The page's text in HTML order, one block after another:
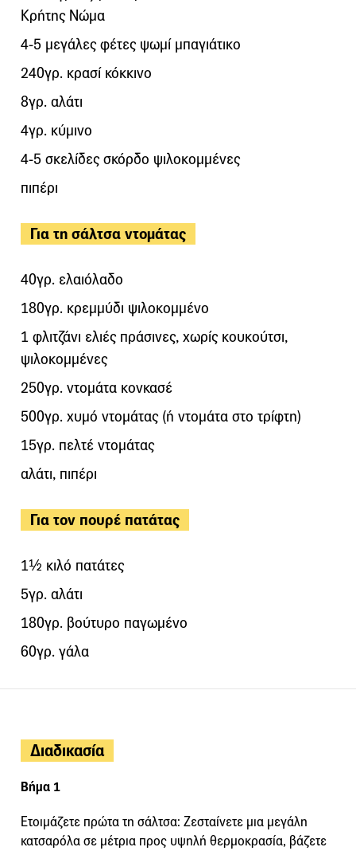
Κρήτης Νώμα
4-5 μεγάλες φέτες ψωμί μπαγιάτικο
240γρ. κρασί κόκκινο
8γρ. αλάτι
4γρ. κύμινο
4-5 σκελίδες σκόρδο ψιλοκομμένες
πιπέρι
Για τη σάλτσα ντομάτας
40γρ. ελαιόλαδο
180γρ. κρεμμύδι ψιλοκομμένο
1 φλιτζάνι ελιές πράσινες, χωρίς κουκούτσι,
ψιλοκομμένες
250γρ. ντομάτα κονκασέ
500γρ. χυμό ντομάτας (ή ντομάτα στο τρίφτη)
15γρ. πελτέ ντομάτας
αλάτι, πιπέρι
Για τον πουρέ πατάτας
1½ κιλό πατάτες
5γρ. αλάτι
180γρ. βούτυρο παγωμένο
60γρ. γάλα
Διαδικασία
Βήμα 1
Ετοιμάζετε πρώτα τη σάλτσα: Ζεσταίνετε μια μεγάλη
κατσαρόλα σε μέτρια προς υψηλή θερμοκρασία, βάζετε